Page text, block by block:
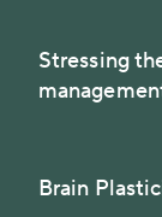
Stressing
Brain